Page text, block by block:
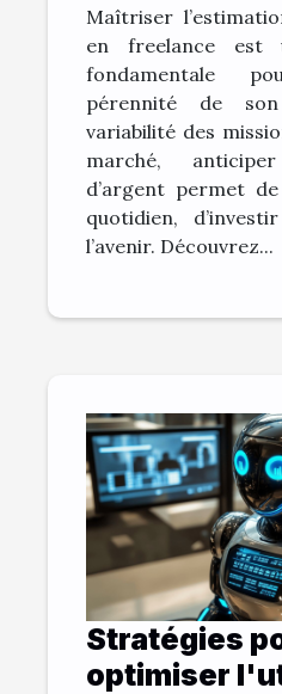
freelance ?
Maîtriser
en freelance est
fondamentale
pérennité de
variabilité des
marché,
d’argent permet
quotidien,
l’avenir. Découvrez...
Stratégies
optimiser